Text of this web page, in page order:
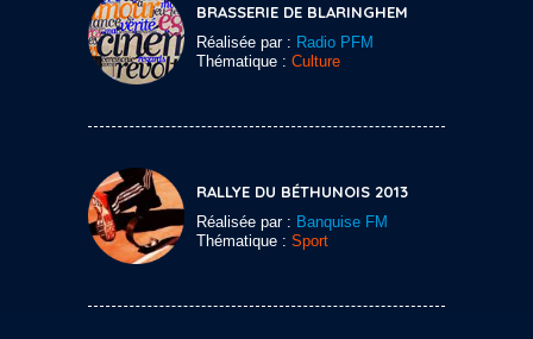
BRASSERIE DE BLARINGHEM
Réalisée par : Radio PFM
Thématique : Culture
RALLYE DU BÉTHUNOIS 2013
Réalisée par : Banquise FM
Thématique : Sport